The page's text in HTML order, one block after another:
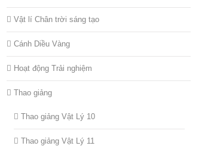
Vật lí Chân trời sáng tạo
Cánh Diều Vàng
Hoạt động Trải nghiệm
Thao giảng
Thao giảng Vật Lý 10
Thao giảng Vật Lý 11